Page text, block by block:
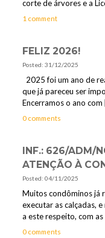
corte de árvores e a
1 comment
FELIZ 2026!
Posted: 31/12/2025
2025 foi um ano de
que já pareceu ser
Encerramos o ano com
0 comments
INF.: 626/ADM/
ATENÇÃO À
Posted: 04/11/2025
Muitos condôminos já
executar as calçadas,
a este respeito, com
0 comments